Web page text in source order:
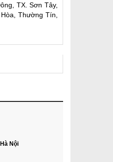
TX. Sơn Tây,
Thường Tín,
Nội